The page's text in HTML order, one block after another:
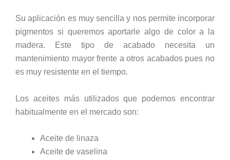
Su aplicación es muy sencilla y nos permite incorporar
pigmentos si queremos aportarle algo de color a la
madera. Este tipo de acabado necesita un
mantenimiento mayor frente a otros acabados pues no
es muy resistente en el tiempo.
Los aceites más utilizados que podemos encontrar
habitualmente en el mercado son:
Aceite de linaza
Aceite de vaselina